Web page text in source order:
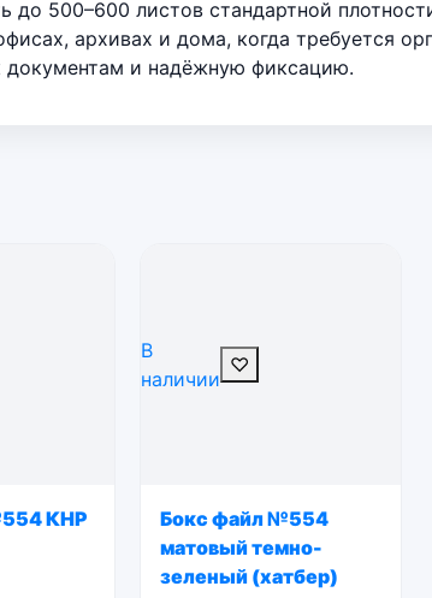
500–600 листов стандартной
архивах и дома, когда требуется
документам и надёжную фиксацию.
КНР
В
наличии
♡
Бокс файл №554
матовый темно-
зеленый (хатбер)